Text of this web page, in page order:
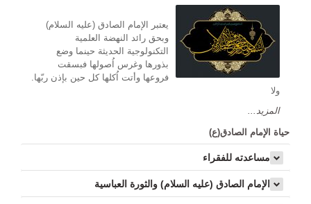
يعتبر الإمام الصادق (عليه السلام)
وبحق رائد النهضة العلمية
التكنولوجية الحديثة حينما وضع
بذورها وغرس اُصولها فبسقت
فروعها وأتت اُكلها كل حين بإذن ربّها.
ولا
المزيد...
حياة الإمام الصادق(ع)
مساعدته للفقراء
الإمام الصادق (عليه السلام) والثورة العباسية